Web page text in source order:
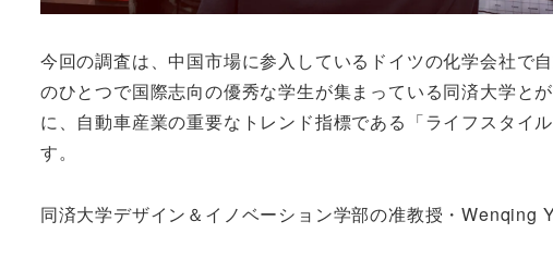
今回の調査は、中国市場に参入しているドイツの化学会社で
のひとつで国際志向の優秀な学生が集まっている同済大学と
に、自動車産業の重要なトレンド指標である「ライフスタイ
す。
同済大学デザイン＆イノベーション学部の准教授・Wenqing